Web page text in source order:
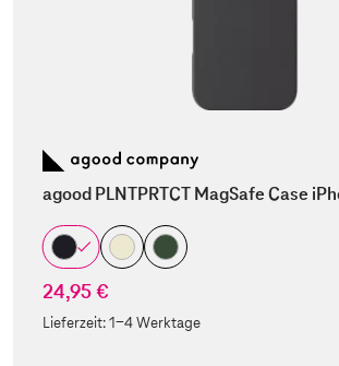
agood PLNTPRTCT MagSafe Case
24,95 €
Lieferzeit:1-4 Werktage